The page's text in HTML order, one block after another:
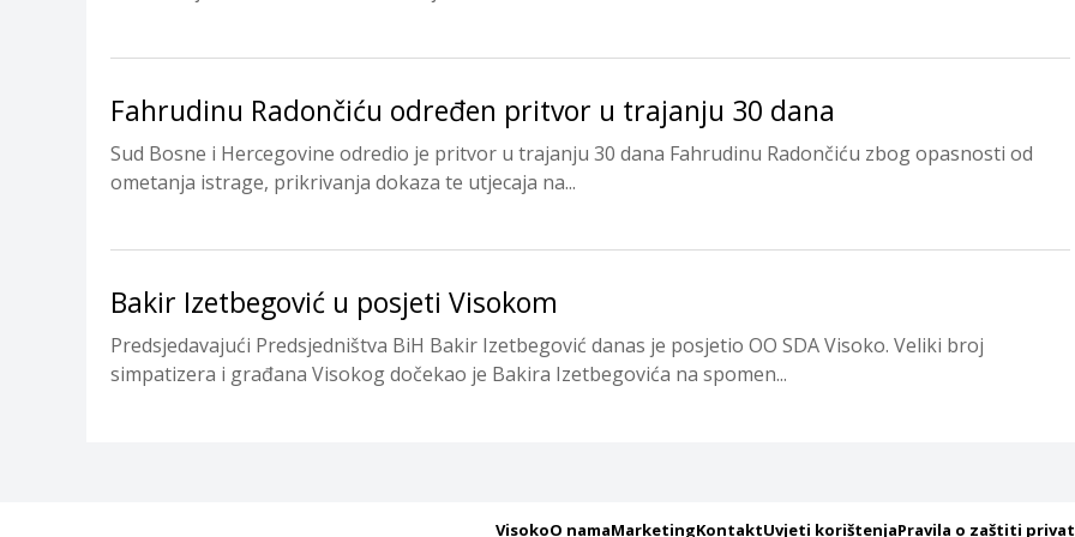
Fahrudinu Radončiću određen pritvor u trajanju 30 dana
Sud Bosne i Hercegovine odredio je pritvor u trajanju 30 dana Fahrudinu Radončiću zbog opasnosti od
ometanja istrage, prikrivanja dokaza te utjecaja na...
Bakir Izetbegović u posjeti Visokom
Predsjedavajući Predsjedništva BiH Bakir Izetbegović danas je posjetio OO SDA Visoko. Veliki broj
simpatizera i građana Visokog dočekao je Bakira Izetbegovića na spomen...
VisokoO namaMarketingKontaktUvjeti korištenjaPravila o zaštiti